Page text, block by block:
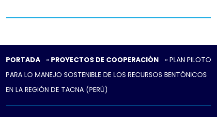
PORTADA » PROYECTOS DE COOPERACIÓN » PLAN PILOTO
PARA LO MANEJO SOSTENIBLE DE LOS RECURSOS BENTÓNICOS
EN LA REGIÓN DE TACNA (PERÚ)